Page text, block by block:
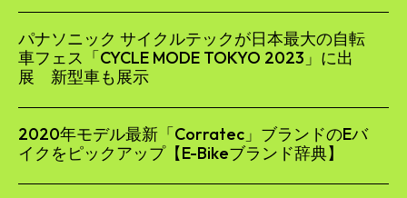
パナソニック サイクルテックが日本最大の自転
車フェス「CYCLE MODE TOKYO 2023」に出
展 新型車も展示
2020年モデル最新「Corratec」ブランドのEバ
イクをピックアップ【E-Bikeブランド辞典】